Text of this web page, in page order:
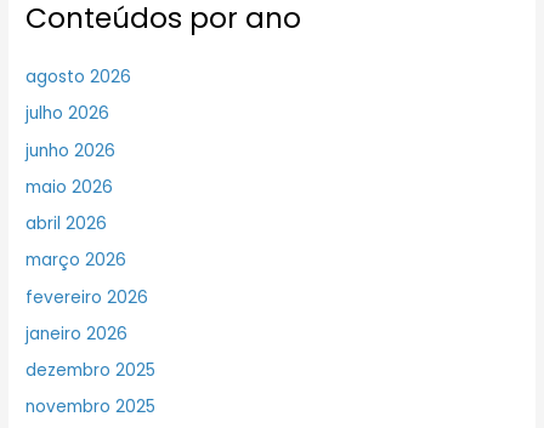
Conteúdos por ano
agosto 2026
julho 2026
junho 2026
maio 2026
abril 2026
março 2026
fevereiro 2026
janeiro 2026
dezembro 2025
novembro 2025